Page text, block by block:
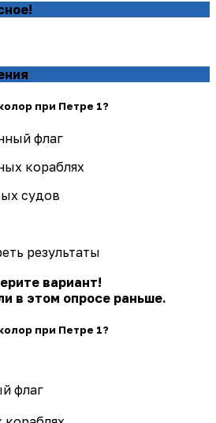
при Петре 1?
флаг
кораблях
судов
результаты
вариант!
в этом опросе раньше.
при Петре 1?
флаг